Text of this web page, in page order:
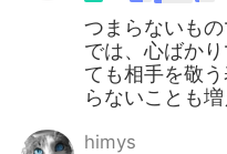
つまらないも
では、心ばか
ても相手を敬
らないことも増
himys